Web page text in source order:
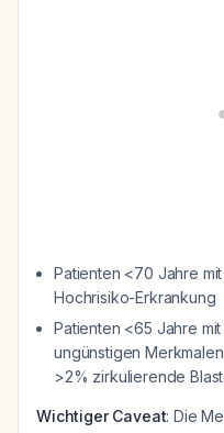
Patienten <70 Jahre
Hochrisiko-Erkrankung
Patienten <65 Jahre
ungünstigen
>2% zirkulierende
Wichtiger Caveat: Die